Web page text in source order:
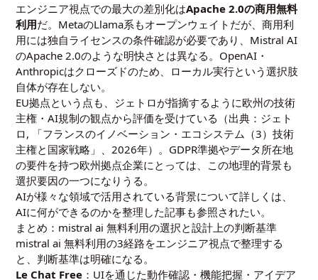
エンジニア視点での最大の差別化はApache 2.0の商用無料
利用だ。MetaのLlama系もオープンウェイトだが、商用利
用には独自ライセンスの条件確認が必要であり、Mistral AI
のApache 2.0のような明快さとは異なる。OpenAI・
Anthropicはクローズドのため、ローカル実行という選択肢
自体が存在しない。
EU拠点という点も、ジェトロが指摘するように欧州の技術
主権・AI規制の観点から評価を受けている（出典：ジェト
ロ,
「フランスのイノベーション・エコシステム（3）技術
主権と国家戦略」
、2026年）。GDPR準拠やデータ所在地
の要件を持つ欧州拠点企業にとっては、この地理的背景も
選択要因の一つになりうる。
AIが様々な領域で活用されている背景について詳しくは、
AIに何ができるのかを整理した記事も参照されたい。
まとめ：mistral ai 無料利用の選択と設計上の判断基準
mistral ai 無料利用の3経路をエンジニア視点で整理する
と、判断基準は明確になる。
Le Chat Free ：UIを通じた動作確認・機能把握・アイデア